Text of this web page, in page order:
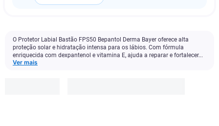
O Protetor Labial Bastão FPS50 Bepantol Derma Bayer oferece alta
proteção solar e hidratação intensa para os lábios. Com fórmula
enriquecida com dexpantenol e vitamina E, ajuda a reparar e fortalecer...
Ver mais